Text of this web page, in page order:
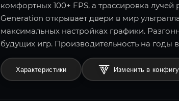
комфортных 100+ FPS, а трассировка
Generation открывает двери в мир
максимальных настройках графики.
будущих игр. Производительность на годы
Характеристики Изменить в